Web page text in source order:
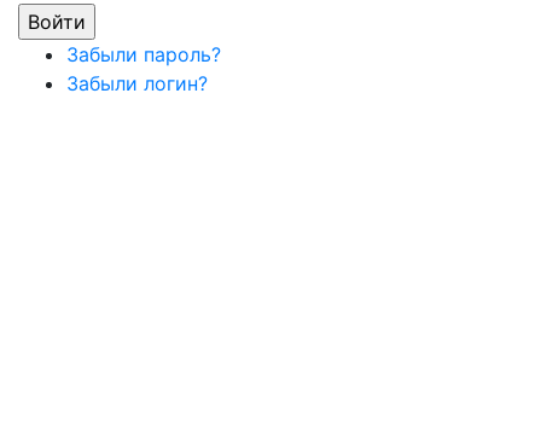
Забыли пароль?
Забыли логин?